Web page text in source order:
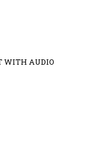
WITH AUDIO